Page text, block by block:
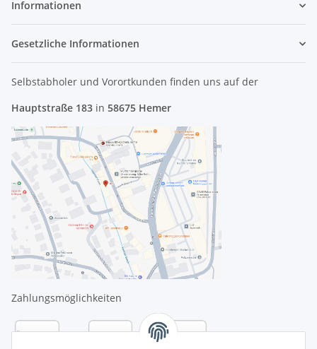
Informationen
Gesetzliche Informationen
Selbstabholer und Vorortkunden finden uns auf der
Hauptstraße 183 in 58675 Hemer
Zahlungsmöglichkeiten